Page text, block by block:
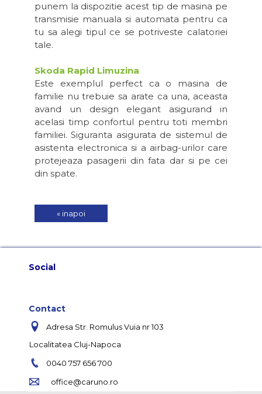
punem la dispozitie acest tip de masina pe
transmisie manuala si automata pentru ca
tu sa alegi tipul ce se potriveste calatoriei
tale.
Skoda Rapid Limuzina
Este exemplul perfect ca o masina de
familie nu trebuie sa arate ca una, aceasta
avand un design elegant asigurand in
acelasi timp confortul pentru toti membri
familiei. Siguranta asigurata de sistemul de
asistenta electronica si a airbag-urilor care
protejeaza pasagerii din fata dar si pe cei
din spate.
« inapoi
Social
Contact
Adresa Str. Romulus Vuia nr 103
Localitatea Cluj-Napoca
0040 757 656 700
office@caruno.ro